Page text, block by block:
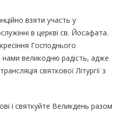
взяти участь у
в церкві св. Йосафата.
Господнього
великодню радість, адже
святкової Літургії з
і святкуйте Великдень разом